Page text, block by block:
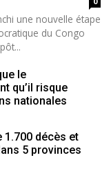
une nouvelle étape
du Congo
le
qu’il risque
nationales
1.700 décès et
5 provinces